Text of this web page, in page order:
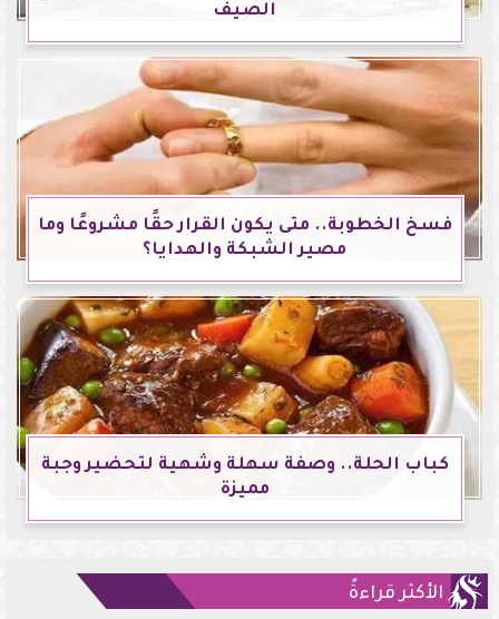
الصيف
فسخ الخطوبة.. متى يكون القرار حقًا مشروعًا وما
مصير الشبكة والهدايا؟
كباب الحلة.. وصفة سهلة وشهية لتحضير وجبة
مميزة
الأكثر قراءةً